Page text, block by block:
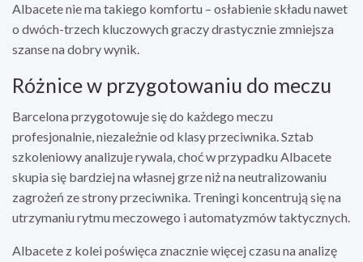
Albacete nie ma takiego komfortu – osłabienie składu nawet
o dwóch-trzech kluczowych graczy drastycznie zmniejsza
szanse na dobry wynik.
Różnice w przygotowaniu do meczu
Barcelona przygotowuje się do każdego meczu
profesjonalnie, niezależnie od klasy przeciwnika. Sztab
szkoleniowy analizuje rywala, choć w przypadku Albacete
skupia się bardziej na własnej grze niż na neutralizowaniu
zagrożeń ze strony przeciwnika. Treningi koncentrują się na
utrzymaniu rytmu meczowego i automatyzmów taktycznych.
Albacete z kolei poświęca znacznie więcej czasu na analizę